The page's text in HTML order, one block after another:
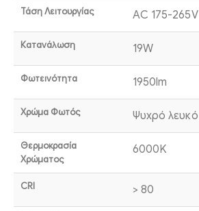
Τάση Λειτουργίας AC 175-265V
Κατανάλωση 19W
Φωτεινότητα 1950lm
Χρώμα Φωτός Ψυχρό λευκό
Θερμοκρασία
Χρώματος
6000K
CRI > 80